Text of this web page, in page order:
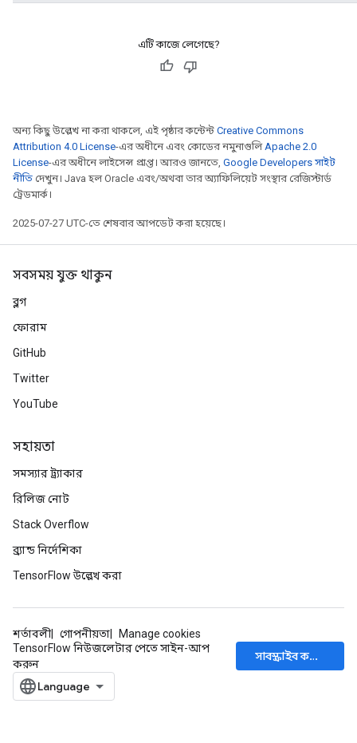
এটি কাজে লেগেছে?
অন্য কিছু উল্লেখ না করা থাকলে, এই পৃষ্ঠার কন্টেন্ট Creative Commons
Attribution 4.0 License-এর অধীনে এবং কোডের নমুনাগুলিApache 2.0
License-এর অধীনে লাইসেন্স প্রাপ্ত। আরও জানতে, Google Developers সাইট
নীতি দেখুন। Java হল Oracle এবং/অথবা তার অ্যাফিলিয়েট সংস্থার রেজিস্টার্ড
ট্রেডমার্ক।
2025-07-27 UTC-তে শেষবার আপডেট করা হয়েছে।
সবসময় যুক্ত থাকুন
ব্লগ
ফোরাম
GitHub
Twitter
YouTube
সহায়তা
সমস্যার ট্র্যাকার
রিলিজ নোট
Stack Overflow
ব্র্যান্ড নির্দেশিকা
TensorFlow উল্লেখ করা
শর্তাবলী গোপনীয়তা
Manage cookies
TensorFlow নিউজলেটার পেতে সাইন-আপ
করুন
সাবস্ক্রাইব করুন